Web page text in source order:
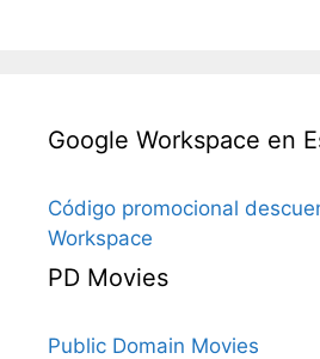
Google Workspace en
Código promocional
Workspace
PD Movies
Public Domain Movies